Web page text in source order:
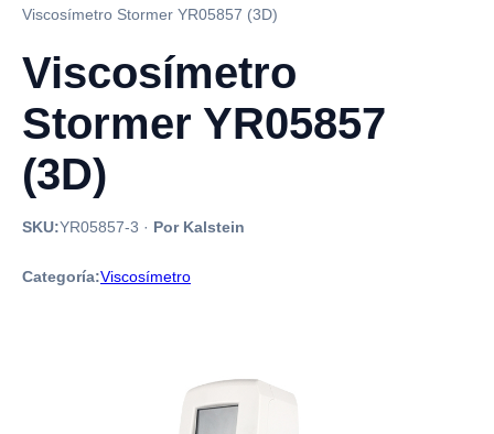
Viscosímetro Stormer YR05857 (3D)
Viscosímetro
Stormer YR05857
(3D)
SKU:YR05857-3 · Por Kalstein
Categoría:Viscosímetro